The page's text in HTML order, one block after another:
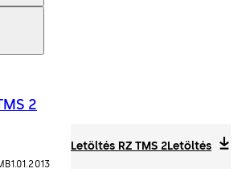
2
1.01.2013
Letöltés RZ TMS 2Letöltés